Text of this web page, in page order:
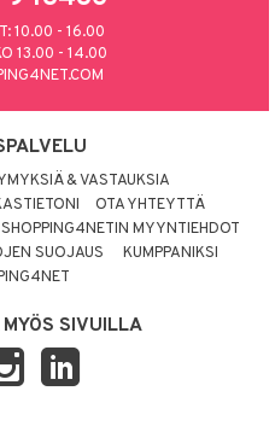
10.00 - 16.00
13.00 - 14.00
& VASTAUKSIA
OTA YHTEYTTÄ
MYYNTIEHDOT
SUOJAUS
KUMPPANIKSI
SIVUILLA